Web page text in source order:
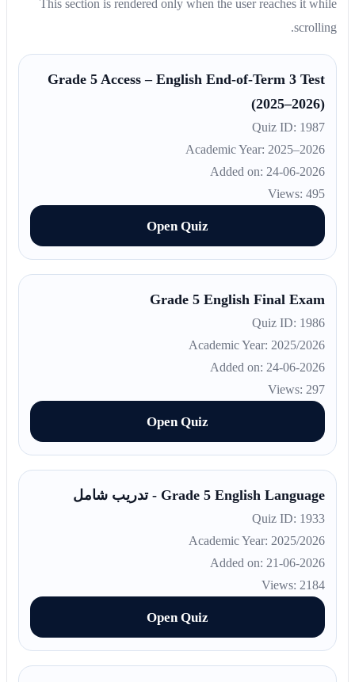
This section is rendered only when the user reaches it while
scrolling.
Grade 5 Access – English End-of-Term 3 Test
(2025–2026)
Quiz ID: 1987
Academic Year: 2025–2026
Added on: 24-06-2026
Views: 495
Open Quiz
Grade 5 English Final Exam
Quiz ID: 1986
Academic Year: 2025/2026
Added on: 24-06-2026
Views: 297
Open Quiz
Grade 5 English Language - تدريب شامل
Quiz ID: 1933
Academic Year: 2025/2026
Added on: 21-06-2026
Views: 2184
Open Quiz